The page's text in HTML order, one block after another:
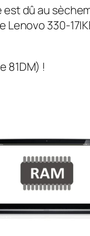
dû au
330-
81DM) !